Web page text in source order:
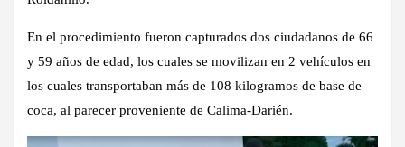
En el procedimiento fueron capturados dos ciudadanos de 66
y 59 años de edad, los cuales se movilizan en 2 vehículos en
los cuales transportaban más de 108 kilogramos de base de
coca, al parecer proveniente de Calima-Darién.